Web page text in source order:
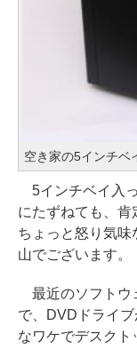
空き家の5インチベ
5インチベイ入
にたずねても、肯
ちょっと怒り気
山でございます。
最近のソフトウ
で、DVDドライ
なワケでデスクト